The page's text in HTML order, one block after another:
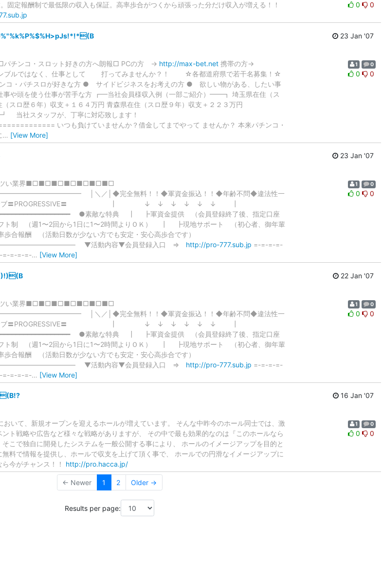
固定報酬制で最低限の収入も保証。高率歩合がつくから頑張った分だけ収入が増える！！
0 0
23 Jan '07
チンコ・スロット好きの方へ朗報□ PCの方 → http://max-bet.net 携帯の方→
ルではなく、仕事として 打ってみませんか？！ ☆各都道府県で若干名募集！☆
・パチスロが好きな方 ● サイドビジネスをお考えの方 ● 欲しい物がある、したい事
や頭を使う仕事が苦手な方 ┏━当社会員様収入例（一部ご紹介）━━┓ 埼玉県在住（ス
スロ歴６年）収支＋１６４万円 青森県在住（スロ歴９年）収支＋２２３万円
ッフが、丁寧に対応致します！
いつも負けていませんか？借金してまでやって ませんか？ 本来パチンコ・
… [View More]
1 0
0 0
23 Jan '07
アツい業界■□■□■□■□■□■□■□
│＼／│◆完全無料！！◆軍資金振込！！◆年齢不問◆違法性一
ッシブ〓PROGRESSIVE〓 ┃ ↓ ↓ ↓ ↓ ↓ ↓ ┃
●素敵な特典 ┃ ┣軍資金提供 （会員登録終了後、指定口座
制 （週1〜2回から1日に1〜2時間よりＯＫ） ┃ ┣現地サポート （初心者、御年輩
合報酬 （活動日数が少ない方でも安定・安心高歩合です）
▼活動内容▼会員登録入口 ⇒ http://pro-777.sub.jp =-=-=-=-
=-=-=-=-… [View More]
1 0
0 0
22 Jan '07
アツい業界■□■□■□■□■□■□■□
│＼／│◆完全無料！！◆軍資金振込！！◆年齢不問◆違法性一
ッシブ〓PROGRESSIVE〓 ┃ ↓ ↓ ↓ ↓ ↓ ↓ ┃
●素敵な特典 ┃ ┣軍資金提供 （会員登録終了後、指定口座
制 （週1〜2回から1日に1〜2時間よりＯＫ） ┃ ┣現地サポート （初心者、御年輩
合報酬 （活動日数が少ない方でも安定・安心高歩合です）
▼活動内容▼会員登録入口 ⇒ http://pro-777.sub.jp =-=-=-=-
=-=-=-=-… [View More]
1 0
0 0
16 Jan '07
いて、新規オープンを迎えるホールが増えています。 そんな中昨今のホール同士では、激
ト戦略や広告など様々な戦略がありますが、 その中で最も効果的なのは『このホールなら
こで独自に開発したシステムを一般公開する事により、 ホールのイメージアップを目的と
料で情報を提供し、ホールで収支を上げて頂く事で、 ホールでの円滑なイメージアップに
今がチャンス！！ http://pro.hacca.jp/
1 0
0 0
← Newer 1 2 Older →
Results per page: